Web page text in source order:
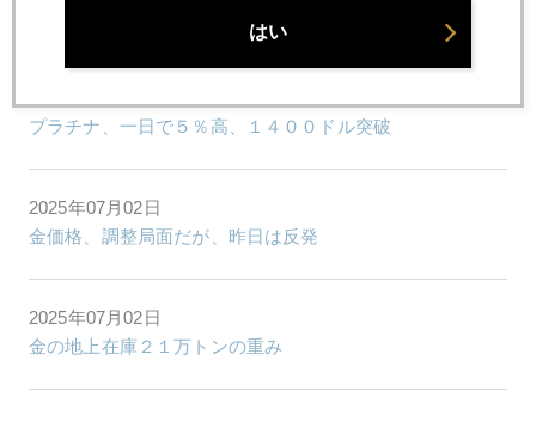
プラチナ、一日で５％高、１４００ドル突破
2025年07月02日
金価格、調整局面だが、昨日は反発
2025年07月02日
金の地上在庫２１万トンの重み
はい